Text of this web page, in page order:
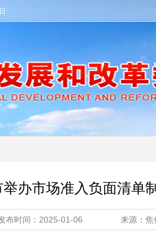
举办市场准入负面清单
布时间：2025-01-06 来源：焦